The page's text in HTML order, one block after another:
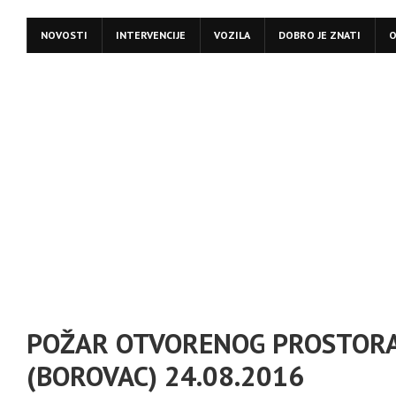
NOVOSTI INTERVENCIJE VOZILA DOBRO JE ZNATI
POŽAR OTVORENOG
(BOROVAC) 24.08.2016